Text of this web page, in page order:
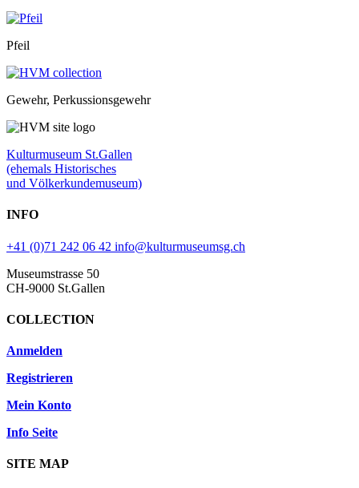
Pfeil
Gewehr, Perkussionsgewehr
Kulturmuseum St.Gallen
(ehemals Historisches
und Völkerkundemuseum)
INFO
+41 (0)71 242 06 42 info@kulturmuseumsg.ch
Museumstrasse 50
CH-9000 St.Gallen
COLLECTION
Anmelden
Registrieren
Mein Konto
Info Seite
SITE MAP